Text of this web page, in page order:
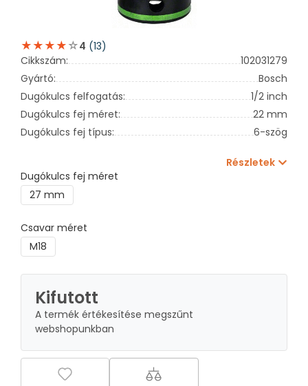
4 (13)
Cikkszám:
102031279
Gyártó:
Bosch
Dugókulcs felfogatás:
1/2 inch
Dugókulcs fej méret:
22 mm
Dugókulcs fej típus:
6-szög
Részletek
Dugókulcs fej méret
27 mm
Csavar méret
M18
Kifutott
A termék értékesítése megszűnt
webshopunkban